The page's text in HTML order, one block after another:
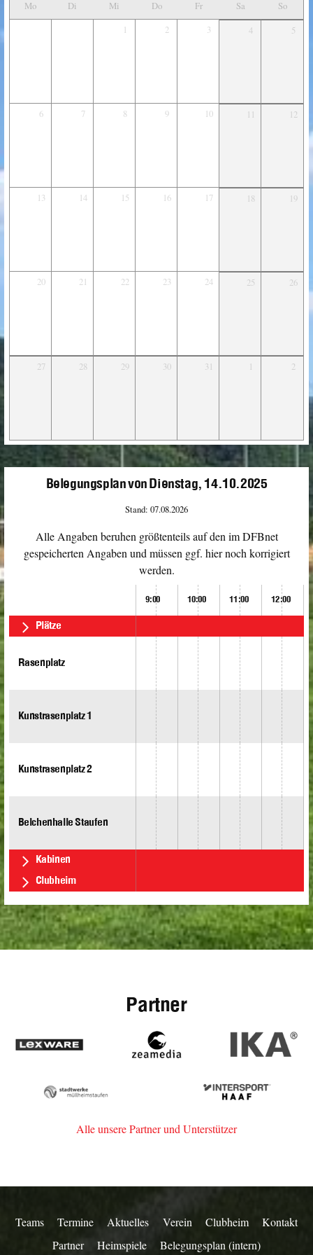
Mo Di Mi Do Fr Sa
So
1
2 3 4 5
6 7 8 9 10 11 12
13 14 15 16 17 18 19
20 21 22 23 24 25 26
27 28 29 30 31 1 2
Belegungsplan von Dienstag, 14.10.2025
Stand: 07.08.2026
Alle Angaben beruhen größtenteils auf den im DFBnet
gespeicherten Angaben und müssen ggf. hier noch korrigiert
werden.
9:00 10:00 11:00 12:00
Plätze
Rasenplatz
Kunstrasenplatz 1
Kunstrasenplatz 2
Belchenhalle Staufen
Kabinen
Clubheim
Partner
zeamedia,
Werbeagentur
IKA
Müllheim-
Intersport
Haaf
Alle unsere Partner und Unterstützer
Teams Termine Aktuelles Verein Clubheim
Kontakt
Partner
Heimspiele Belegungsplan (intern)